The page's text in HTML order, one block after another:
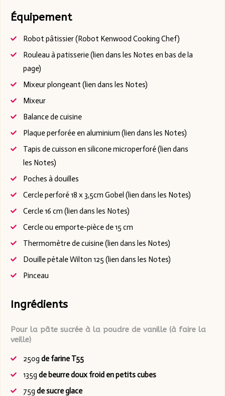
Équipement
Robot pâtissier(Robot Kenwood Cooking Chef)
Rouleau à patisserie(lien dans les Notes en bas de la
page)
Mixeur plongeant (lien dans les Notes)
Mixeur
Balance de cuisine
Plaque perforée en aluminium (lien dans les Notes)
Tapis de cuisson en silicone microperforé(lien dans
les Notes)
Poches à douilles
Cercle perforé 18 x 3,5cm Gobel (lien dans les Notes)
Cercle 16 cm (lien dans les Notes)
Cercle ou emporte-pièce de 15 cm
Thermomètre de cuisine(lien dans les Notes)
Douille pétale Wilton 125 (lien dans les Notes)
Pinceau
Ingrédients
Pour la pâte sucrée à la poudre de vanille (à faire la
veille)
250g de farine T55
135g de beurre doux froid en petits cubes
75g de sucre glace